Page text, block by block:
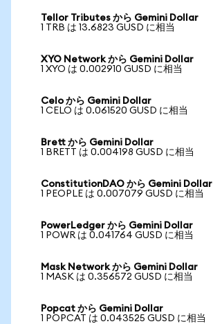
Tellor Tributes から Gemini Dollar
1 TRB は 13.6823 GUSD に相当
XYO Network から Gemini Dollar
1 XYO は 0.002910 GUSD に相当
Celo から Gemini Dollar
1 CELO は 0.061520 GUSD に相当
Brett から Gemini Dollar
1 BRETT は 0.004198 GUSD に相当
ConstitutionDAO から Gemini Dollar
1 PEOPLE は 0.007079 GUSD に相当
PowerLedger から Gemini Dollar
1 POWR は 0.041764 GUSD に相当
Mask Network から Gemini Dollar
1 MASK は 0.356572 GUSD に相当
Popcat から Gemini Dollar
1 POPCAT は 0.043525 GUSD に相当